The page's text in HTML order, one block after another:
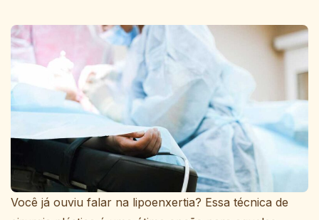
Você já ouviu falar na lipoenxertia? Essa técnica de